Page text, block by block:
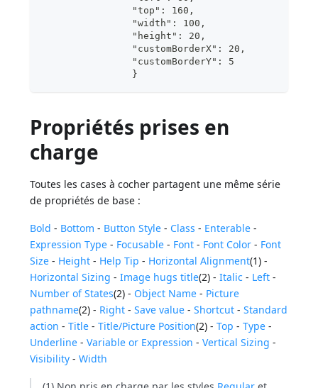
		"height": 20,
		"customBorderX": 20,
		"customBorderY": 5
		}
Propriétés prises en
charge
Toutes les cases à cocher partagent une même série
de propriétés de base :
Bold - Bottom - Button Style - Class - Enterable -
Expression Type - Focusable - Font - Font Color - Font
Size - Height - Help Tip - Horizontal Alignment(1) -
Horizontal Sizing -Image hugs title(2) -Italic - Left -
Number of States(2) - Object Name - Picture
pathname(2) - Right -Save value -Shortcut -Standard
action -Title -Title/Picture Position(2) -Top -Type -
Underline -Variable or Expression -Vertical Sizing -
Visibility -Width